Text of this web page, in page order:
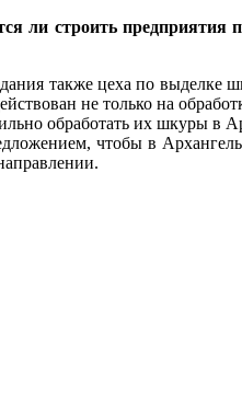
ли строить предприятия
также цеха по выделке
не только на
обработать их шкуры в
чтобы в